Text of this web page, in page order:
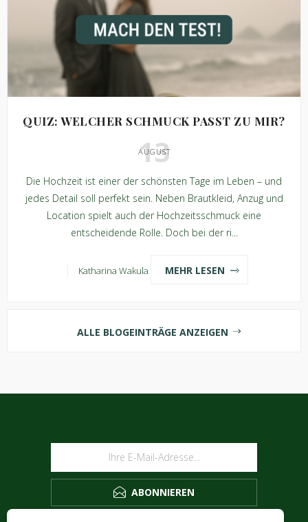
QUIZ: WELCHER SCHMUCK PASST ZU MIR?
13
AUGUST
Die Hochzeit ist einer der schönsten Tage im Leben – und
jedes Detail soll perfekt sein. Neben Brautkleid, Anzug und
Location spielt auch der Hochzeitsschmuck eine
entscheidende Rolle. Doch bei der ri...
Katharina Wakula MEHR LESEN
ALLE BLOGEINTRÄGE ANZEIGEN
ABONNIEREN